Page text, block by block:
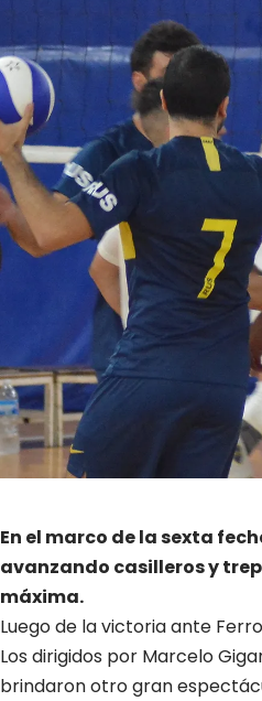
En el marco de la sexta
avanzando casilleros y
máxima.
Luego de la victoria ante
Los dirigidos por Marcelo
brindaron otro gran